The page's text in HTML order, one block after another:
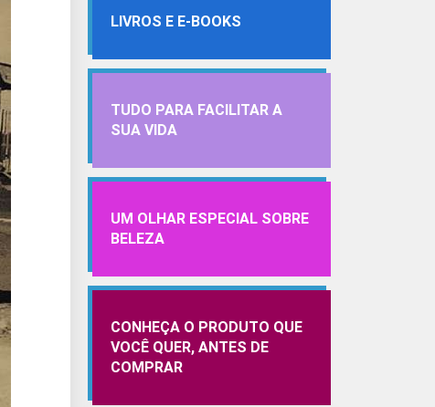
LIVROS E E-BOOKS
TUDO PARA FACILITAR A
SUA VIDA
UM OLHAR ESPECIAL SOBRE
BELEZA
CONHEÇA O PRODUTO QUE
VOCÊ QUER, ANTES DE
COMPRAR